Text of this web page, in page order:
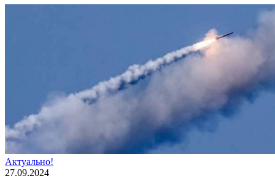
Актуально!
27.09.2024